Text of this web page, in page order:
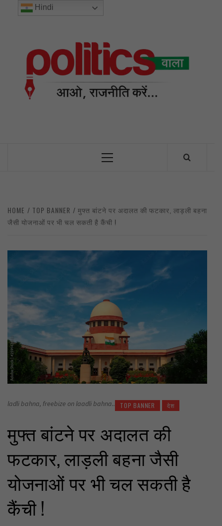
Primary
HOME TOP BANNER
मुफ्त बांटने पर अदालत की फटकार, लाड़ली बहना
जैसी योजनाओं पर भी चल सकती है कैंची !
ladli bahna, freebize on laadli bahna.. TOP BANNER देश
मुफ्त बांटने पर अदालत की
फटकार, लाड़ली बहना जैसी
योजनाओं पर भी चल सकती है
कैंची !
Hindi